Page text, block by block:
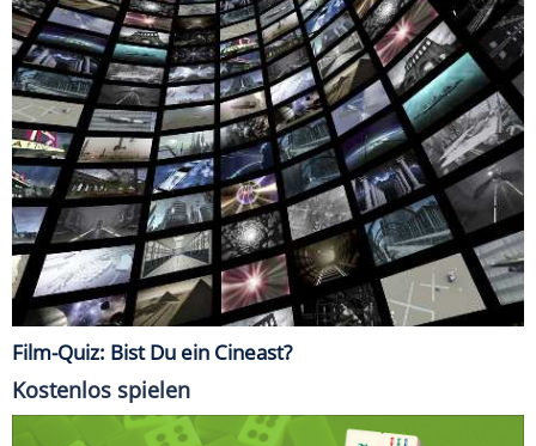
Film-Quiz: Bist Du ein Cineast?
Kostenlos spielen